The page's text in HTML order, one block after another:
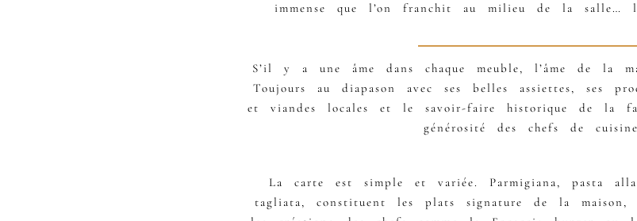
immense que l’on franchit au milieu de la salle…
S’il y a une âme dans chaque meuble, l’âme de la
Toujours au diapason avec ses belles assiettes, ses
et viandes locales et le savoir-faire historique de la
générosité des chefs de
La carte est simple et variée. Parmigiana, pasta
tagliata, constituent les plats signature de la maison,